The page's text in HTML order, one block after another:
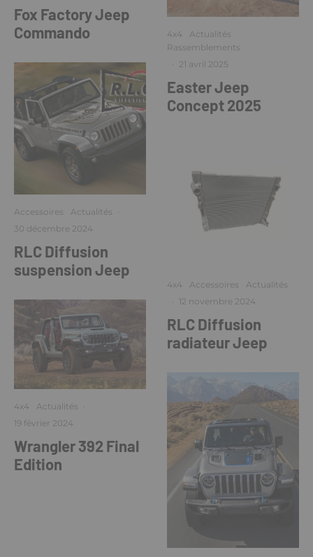
Fox Factory Jeep
Commando
Accessoires Actualités ·
30 décembre 2024
RLC Diffusion
suspension Jeep
4x4 Actualités ·
19 février 2024
Wrangler 392 Final
Edition
4x4
Actualités
Rassemblements
· 21 avril 2025
Easter Jeep
Concept 2025
4x4 Accessoires
Actualités
·
12 novembre 2024
RLC Diffusion
radiateur Jeep